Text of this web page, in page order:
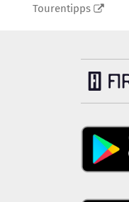
Tourentipps